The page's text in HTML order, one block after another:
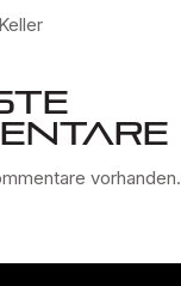
vorhanden.